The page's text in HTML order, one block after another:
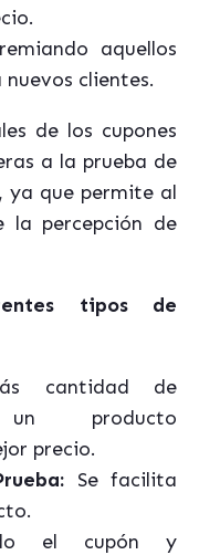
aquellos
clientes.
de los cupones
a la prueba de
ya que permite al
la percepción de
tipos de
cantidad de
producto
precio.
Se facilita
el cupón y